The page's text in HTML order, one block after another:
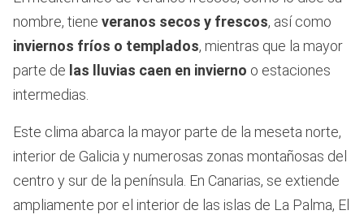
nombre, tiene veranos secos y frescos, así como
inviernos fríos o templados, mientras que la mayor
parte de las lluvias caen en invierno o estaciones
intermedias.
Este clima abarca la mayor parte de la meseta norte,
interior de Galicia y numerosas zonas montañosas del
centro y sur de la península. En Canarias, se extiende
ampliamente por el interior de las islas de La Palma, El